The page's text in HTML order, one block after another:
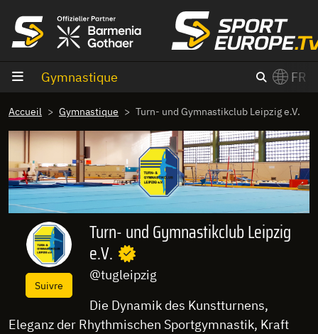
Gymnastique FR
Switch to English? ×
Accueil Gymnastique Turn- und Gymnastikclub Leipzig e.V.
Suivre
Turn- und Gymnastikclub Leipzig
e.V.
@tugleipzig
Die Dynamik des Kunstturnens,
Eleganz der Rhythmischen Sportgymnastik, Kraft